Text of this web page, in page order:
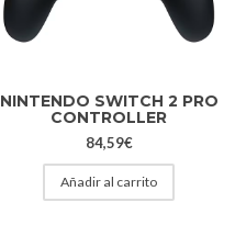
NINTENDO SWITCH 2 PRO
CONTROLLER
84,59€
Añadir al carrito